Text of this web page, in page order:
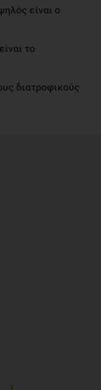
είναι ο
το
διατροφικούς